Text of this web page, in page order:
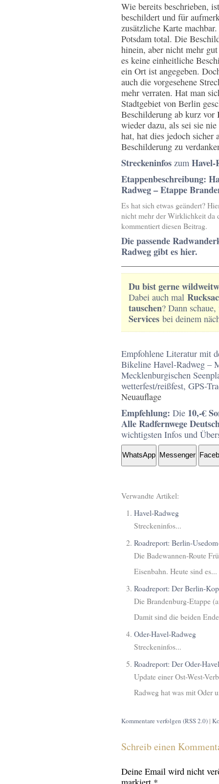
Wie bereits beschrieben,
beschildert und für
zusätzliche Karte
Potsdam total. Die
hinein, aber nicht mehr
es keine einheitliche
ein Ort ist angegeben.
auch die vorgesehene
mehr verraten. Hat man
Stadtgebiet von Berlin
Beschilderung ab kurz vor
wieder dazu, als sei sie
hat, hat dies jedoch sicher
Beschilderung zu
Streckeninfoszum Havel-
Etappenbeschreibung:
Radweg – Etappe
Es hat sich etwas geändert?
nicht mehr der Wirklichkeit da
kommentiert diesen Beitrag.
Die passende
Radweg gibt es hier.
Du bist gerne
Dabei auch mal
tauschen? Dann
Servicesbei deinem
Empfohlene Literatur mit
Bikeline Havel-Radweg –
Mecklenburgischen
wetterfest/reißfest, GPS-
Neuauflage
Empfehlung: Die 10,-€
Alle Radfernwege
wichtigsten Infos und
WhatsApp Messenger
Verwandte Artikel:
Havel-Radweg
Streckeninfos...
Roadreport: Berlin-
Die Badewannen-Route
Eisenbahn. Heute sind es...
Roadreport: Der Berlin-
Die Brandenburg-Etappe
Damit sind die beiden
Oder-Havel-Radweg
Streckeninfos...
Roadreport: Der Oder-
Update einer Ost-West-
Radweg hat was mit Oder
Kommentare verfolgen (RSS 2.0)|
Schreib einen
Deine Email wird nicht